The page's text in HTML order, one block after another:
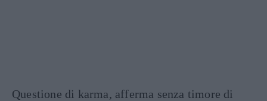
Questione di karma, afferma senza timore di